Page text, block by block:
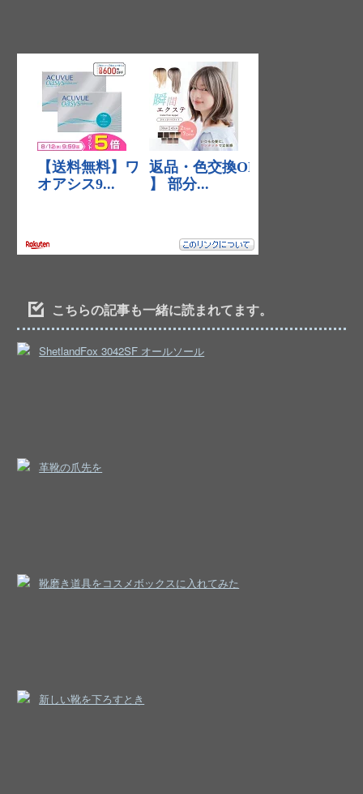
こちらの記事も一緒に読まれてます。
ShetlandFox 3042SF オールソール
革靴の爪先を
靴磨き道具をコスメボックスに入れてみた
新しい靴を下ろすとき